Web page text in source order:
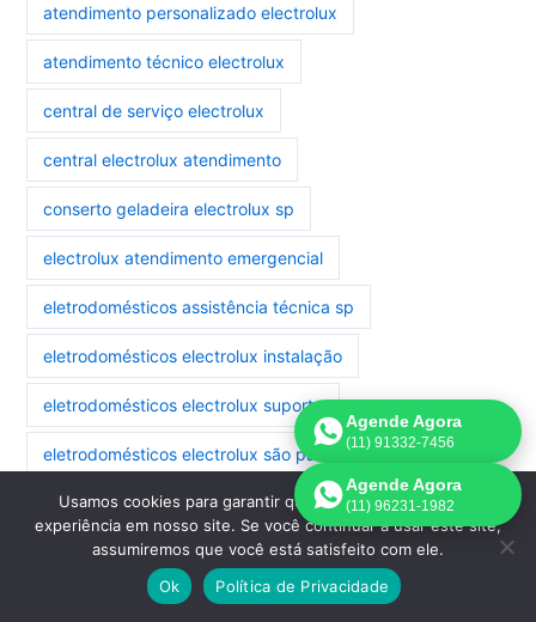
atendimento personalizado electrolux
atendimento técnico electrolux
central de serviço electrolux
central electrolux atendimento
conserto geladeira electrolux sp
electrolux atendimento emergencial
eletrodomésticos assistência técnica sp
eletrodomésticos electrolux instalação
eletrodomésticos electrolux suporte
eletrodomésticos electrolux são paulo
eletrodomésticos manutenção electrolux
eletrodomésticos reparo electrolux
geladeira electrolux assistência são paulo
Agende Agora
(11) 91332-7456
Agende Agora
(11) 96231-1982
Usamos cookies para garantir que oferecemos a melhor
experiência em nosso site. Se você continuar a usar este site,
assumiremos que você está satisfeito com ele.
Ok
Política de Privacidade